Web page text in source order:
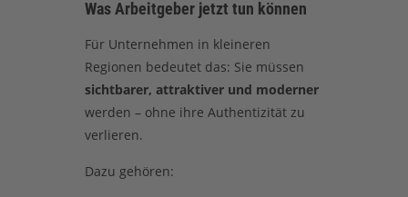
Was Arbeitgeber jetzt tun können
Für Unternehmen in kleineren
Regionen bedeutet das: Sie müssen
sichtbarer, attraktiver und moderner
werden – ohne ihre Authentizität zu
verlieren.
Dazu gehören: